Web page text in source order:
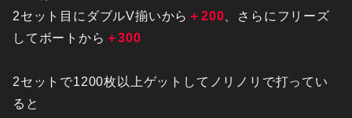
2セット目にダブルV揃いから ＋200 、さらにフリーズ
してボートから ＋300
2セットで1200枚以上ゲットしてノリノリで打ってい
ると